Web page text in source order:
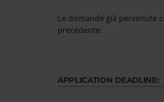
Le domande già pervenute
precedente.
APPLICATION DEADLINE: